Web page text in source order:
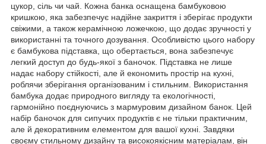
цукор, сіль чи чай. Кожна банка оснащена бамбуковою
кришкою, яка забезпечує надійне закриття і зберігає продукти
свіжими, а також керамічною ложечкою, що додає зручності у
використанні та точного дозування. Особливістю цього набору
є бамбукова підставка, що обертається, вона забезпечує
легкий доступ до будь-якої з баночок. Підставка не лише
надає набору стійкості, але й економить простір на кухні,
роблячи зберігання організованим і стильним. Використання
бамбука додає природного вигляду та екологічності,
гармонійно поєднуючись з мармуровим дизайном банок. Цей
набір баночок для сипучих продуктів є не тільки практичним,
але й декоративним елементом для вашої кухні. Завдяки
своєму стильному дизайну та високоякісним матеріалам, він